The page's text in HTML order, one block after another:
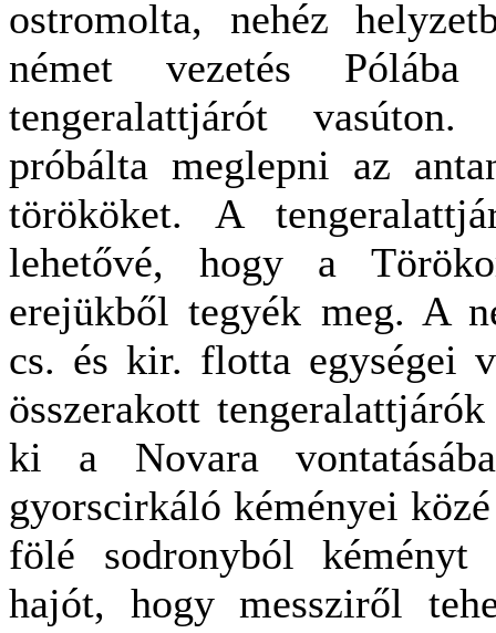
ostromolta, nehéz
német vezetés
tengeralattjárót
próbálta meglepni az
törököket. A
lehetővé, hogy a
erejükből tegyék meg. A
cs. és kir. flotta egységei
összerakott
ki a Novara
gyorscirkáló kéményei
fölé sodronyból
hajót, hogy messziről